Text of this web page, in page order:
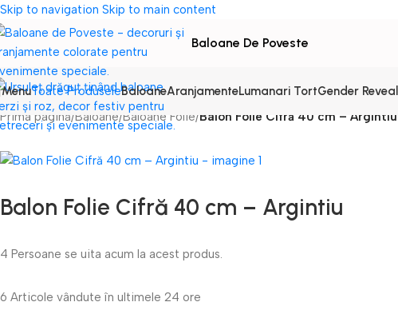
Skip to navigation Skip to main content
Baloane De Poveste
MenuToate ProduseleBaloaneAranjamenteLumanari TortGender Reveal
Prima pagină/Baloane/Baloane Folie/Balon Folie Cifră 40 cm – Argintiu
Balon Folie Cifră 40 cm – Argintiu
4 Persoane se uita acum la acest produs.
6 Articole vândute în ultimele 24 ore